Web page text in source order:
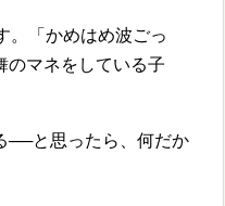
。「かめはめ波ごっ
のマネをしている子
──と思ったら、何だか